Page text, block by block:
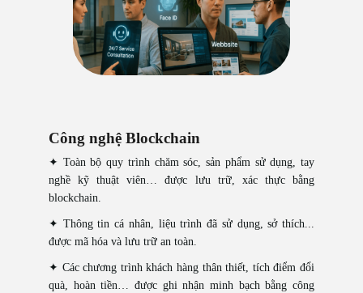
Công nghệ Blockchain
✦ Toàn bộ quy trình chăm sóc, sản phẩm sử dụng, tay
nghề kỹ thuật viên… được lưu trữ, xác thực bằng
blockchain.
✦ Thông tin cá nhân, liệu trình đã sử dụng, sở thích...
được mã hóa và lưu trữ an toàn.
✦ Các chương trình khách hàng thân thiết, tích điểm đổi
quà, hoàn tiền… được ghi nhận minh bạch bằng công